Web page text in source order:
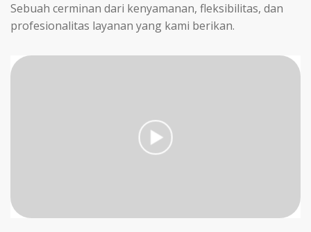
Sebuah cerminan dari kenyamanan, fleksibilitas, dan
profesionalitas layanan yang kami berikan.